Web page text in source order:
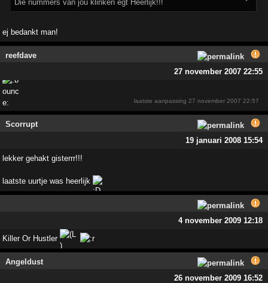
Die nummers van jou klinken egt Heerlijk!!!
ej bedankt man!
reefdave
27 november 2007 22:55
laatste aanpassing27 november 2007 22:57
Scorrupt
19 januari 2008 15:54
lekker gehakt gisterrr!!!
laatste uurtje was heerlijk
4 november 2009 12:18
Killer Or Hustler
Angeldust
26 november 2009 16:52